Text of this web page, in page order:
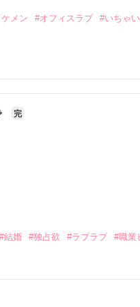
メン #オフィスラブ
#いちゃ
会。なんと彼の正体は、とあ
内でも冷徹だと評判な社長
の世話を口実にしばしば呼び
完
#結婚 #独占欲 #ラブラブ #職業